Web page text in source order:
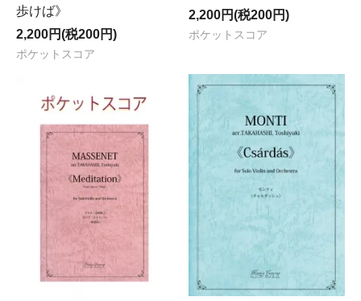
歩けば》
2,200円(税200円)
ポケットスコア
2,200円(税200円)
ポケットスコア